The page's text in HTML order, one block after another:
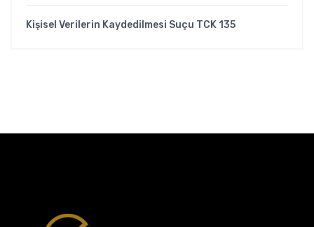
Kişisel Verilerin Kaydedilmesi Suçu TCK 135